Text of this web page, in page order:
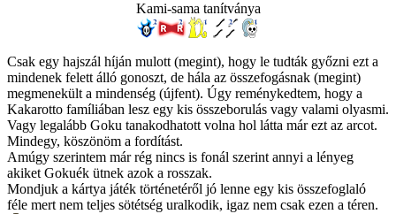
Kami-sama tanítványa
Csak egy hajszál híján mulott (megint), hogy le tudták győzni ezt a
mindenek felett álló gonoszt, de hála az összefogásnak (megint)
megmenekült a mindenség (újfent). Úgy reménykedtem, hogy a
Kakarotto famíliában lesz egy kis összeborulás vagy valami olyasmi.
Vagy legalább Goku tanakodhatott volna hol látta már ezt az arcot.
Mindegy, köszönöm a fordítást.
Amúgy szerintem már rég nincs is fonál szerint annyi a lényeg
akiket Gokuék ütnek azok a rosszak.
Mondjuk a kártya játék történetéről jó lenne egy kis összefoglaló
féle mert nem teljes sötétség uralkodik, igaz nem csak ezen a téren.